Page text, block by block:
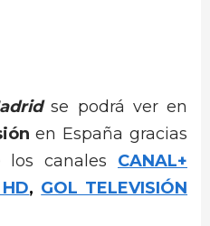
se podrá ver en
en España gracias
canales
CANAL+
, GOL TELEVISIÓN